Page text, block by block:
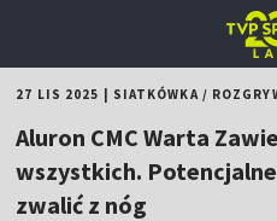
27 LIS 2025 SIATKÓWKA/
Aluron CMC Warta
wszystkich.
zwalić z nóg